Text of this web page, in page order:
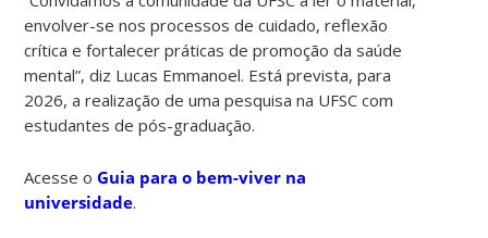
envolver-se nos processos de cuidado, reflexão
crítica e fortalecer práticas de promoção da saúde
mental”, diz Lucas Emmanoel. Está prevista, para
2026, a realização de uma pesquisa na UFSC com
estudantes de pós-graduação.
Acesse oGuia para o bem-viver na
universidade.